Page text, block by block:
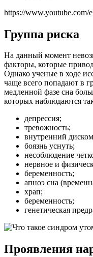
https://
Группа риска
На данный момент
факторы, которые
Однако ученые в ходе
чаще всего попадают в
медленной фазе сна
которых наблюдаются
депрессия;
тревожность;
внутренний
боязнь уснуть;
несоблюдение
нервное и
беременность;
апноэ сна
храп;
беременность;
генетическая
Проявления